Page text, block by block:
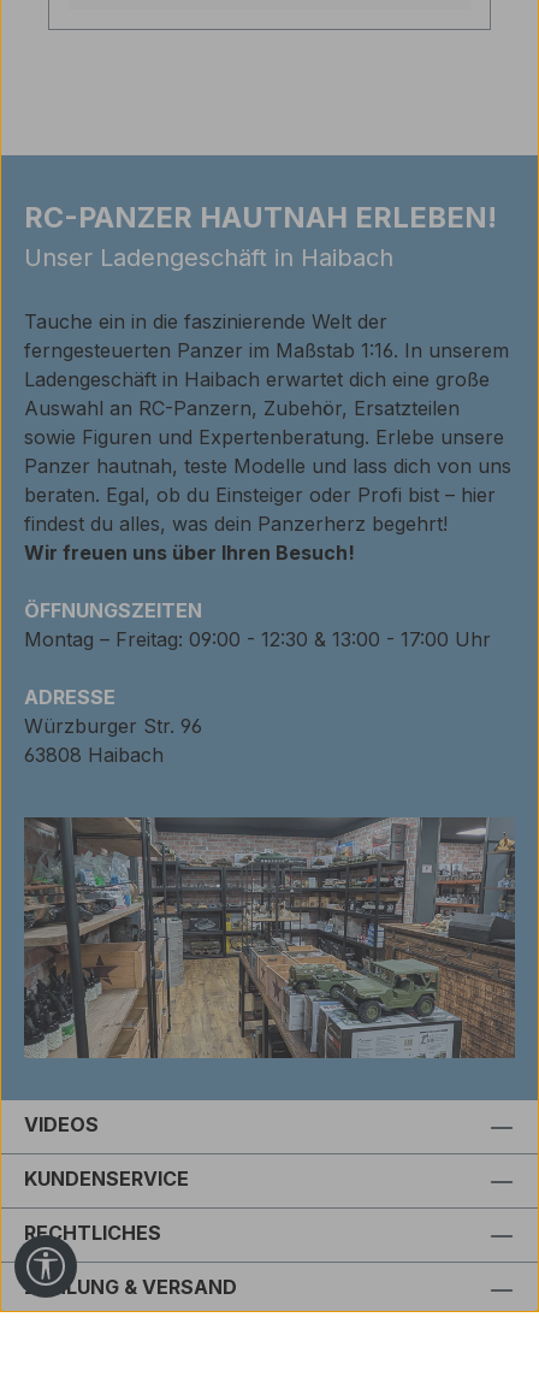
RC-PANZER HAUTNAH ERLEBEN!
Unser Ladengeschäft in Haibach
Tauche ein in die faszinierende Welt der
ferngesteuerten Panzer im Maßstab 1:16. In unserem
Ladengeschäft in Haibach erwartet dich eine große
Auswahl an RC-Panzern, Zubehör, Ersatzteilen
sowie Figuren und Expertenberatung. Erlebe unsere
Panzer hautnah, teste Modelle und lass dich von uns
beraten. Egal, ob du Einsteiger oder Profi bist – hier
findest du alles, was dein Panzerherz begehrt!
Wir freuen uns über Ihren Besuch!
ÖFFNUNGSZEITEN
Montag – Freitag: 09:00 - 12:30 & 13:00 - 17:00 Uhr
ADRESSE
Würzburger Str. 96
63808 Haibach
VIDEOS
KUNDENSERVICE
RECHTLICHES
ZAHLUNG & VERSAND
Werkzeugleiste anzeigen